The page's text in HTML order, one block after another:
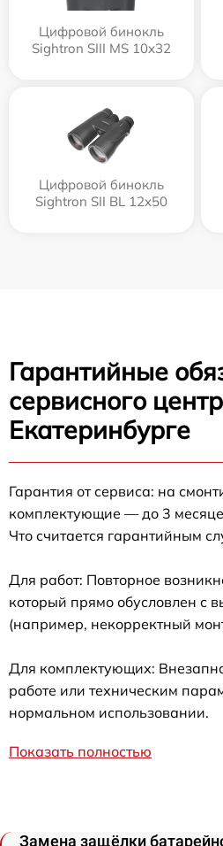
Цифровой бинокль
Sightron SIII MS 10x32
Цифровой бинокль
Sightron SII BL 12x50
Гарантийные
сервисного
Екатеринбурге
Гарантия от сервиса: на
комплектующие — до 3
Что считается гарантийным
Для работ: Повторное
который прямо обусловлен с
(например, некорректный
Для комплектующих:
работе или техническим
нормальном использовании.
Показать полностью
Замена защёлки